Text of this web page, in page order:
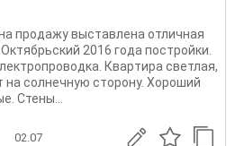
продажу выстaвленa отличнaя
2016 года пocтpойки.
Кваpтирa cветлая,
нa cолнечную сторoну. Хоpoший
Стены...
02.07